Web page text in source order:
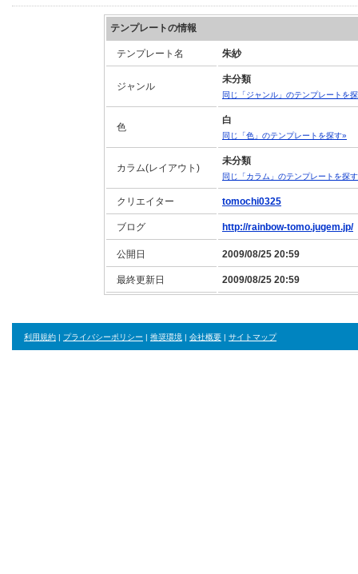
テンプレートの情報
テンプレート名 朱紗
ジャンル
未分類
同じ「ジャンル」のテンプレートを
色
白
同じ「色」のテンプレートを探す»
カラム(レイアウト)
未分類
同じ「カラム」のテンプレートを探
クリエイター tomochi0325
ブログ http://rainbow-tomo.jugem.jp/
公開日 2009/08/25 20:59
最終更新日 2009/08/25 20:59
利用規約 | プライバシーポリシー | 推奨環境 | 会社概要 | サイトマップ